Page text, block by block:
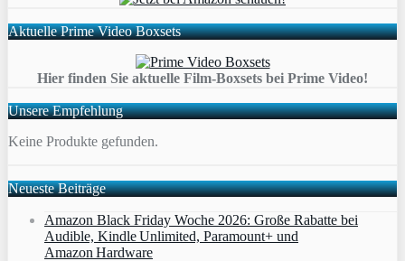
Aktuelle Prime Video Boxsets
Hier finden Sie aktuelle Film-Boxsets bei Prime Video!
Unsere Empfehlung
Keine Produkte gefunden.
Neueste Beiträge
Amazon Black Friday Woche 2026: Große Rabatte bei
Audible, Kindle Unlimited, Paramount+ und
Amazon Hardware